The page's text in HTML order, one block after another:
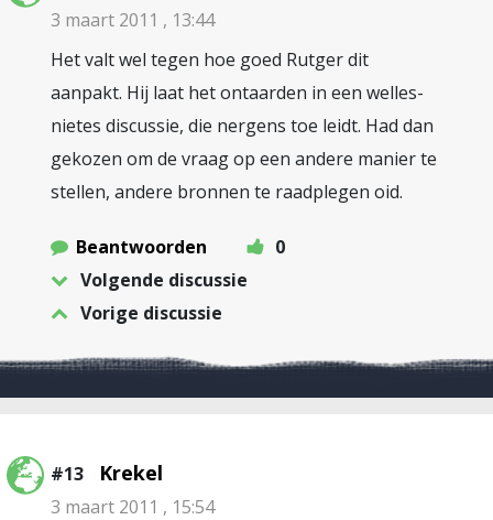
3 maart 2011 , 13:44
Het valt wel tegen hoe goed Rutger dit
aanpakt. Hij laat het ontaarden in een welles-
nietes discussie, die nergens toe leidt. Had dan
gekozen om de vraag op een andere manier te
stellen, andere bronnen te raadplegen oid.
Beantwoorden
0
Volgende discussie
Vorige discussie
#13 Krekel
3 maart 2011 , 15:54